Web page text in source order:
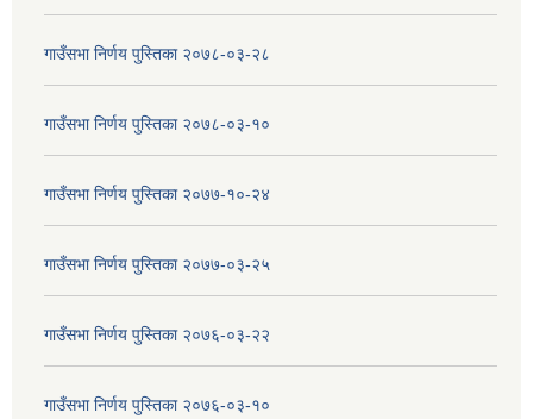
गाउँसभा निर्णय पुस्तिका २०७८-०३-२८
गाउँसभा निर्णय पुस्तिका २०७८-०३-१०
गाउँसभा निर्णय पुस्तिका २०७७-१०-२४
गाउँसभा निर्णय पुस्तिका २०७७-०३-२५
गाउँसभा निर्णय पुस्तिका २०७६-०३-२२
गाउँसभा निर्णय पुस्तिका २०७६-०३-१०